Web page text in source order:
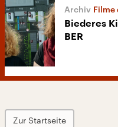
Filme
Biederes
BER
Zur Startseite